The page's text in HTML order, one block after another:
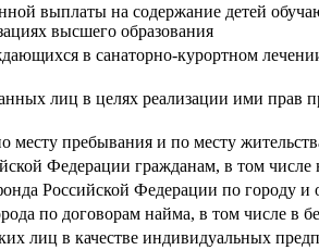
выплаты на содержание детей
высшего образования
в санаторно-курортном
лиц в целях реализации ими
пребывания и по месту
Федерации гражданам, в том
Российской Федерации по городу
по договорам найма, в том числе в
лиц в качестве индивидуальных